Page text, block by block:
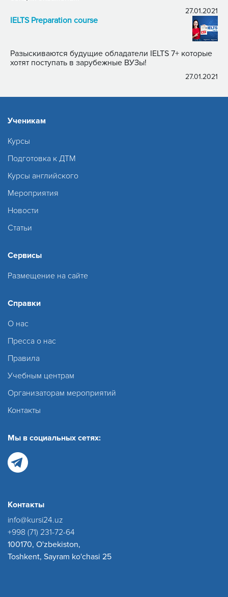
27.01.2021
IELTS Preparation course
Разыскиваются будущие обладатели IELTS 7+ которые
хотят поступать в зарубежные ВУЗы!
27.01.2021
Ученикам
Курсы
Подготовка к ДТМ
Курсы английского
Мероприятия
Новости
Статьи
Сервисы
Размещение на сайте
Справки
О нас
Пресса о нас
Правила
Учебным центрам
Организаторам мероприятий
Контакты
Мы в социальных сетях:
Контакты
info@kursi24.uz
+998 (71) 231-72-64
100170, O'zbekiston,
Toshkent, Sayram ko'chasi 25